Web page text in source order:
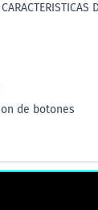
de botones